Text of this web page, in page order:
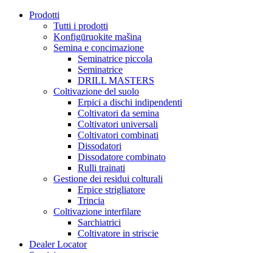
Prodotti
Tutti i prodotti
Konfigūruokite mašiną
Semina e concimazione
Seminatrice piccola
Seminatrice
DRILL MASTERS
Coltivazione del suolo
Erpici a dischi indipendenti
Coltivatori da semina
Coltivatori universali
Coltivatori combinati
Dissodatori
Dissodatore combinato
Rulli trainati
Gestione dei residui colturali
Erpice strigliatore
Trincia
Coltivazione interfilare
Sarchiatrici
Coltivatore in striscie
Dealer Locator